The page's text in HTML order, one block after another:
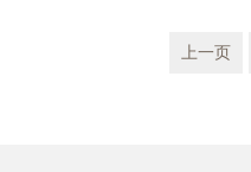
上一页